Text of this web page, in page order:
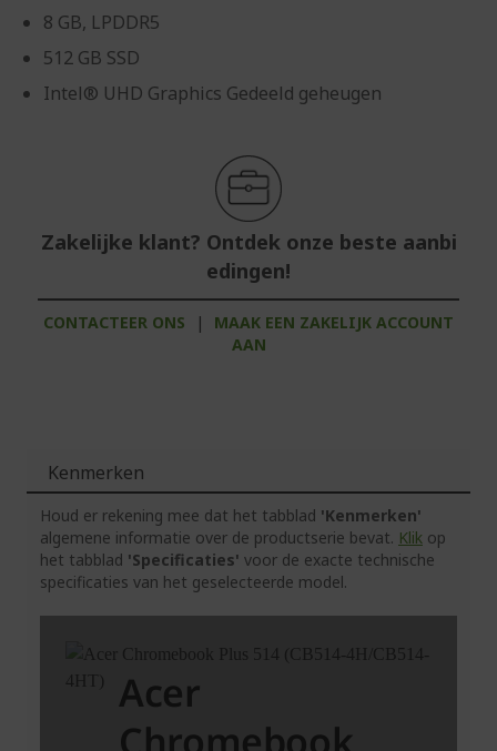
8 GB, LPDDR5
512 GB SSD
Intel® UHD Graphics Gedeeld geheugen
Zakelijke klant? Ontdek onze beste aanbi
edingen!
CONTACTEER ONS |
MAAK EEN ZAKELIJK ACCOUNT
AAN
Kenmerken
Houd er rekening mee dat het tabblad 'Kenmerken'
algemene informatie over de productserie bevat. Klik op
het tabblad 'Specificaties' voor de exacte technische
specificaties van het geselecteerde model.